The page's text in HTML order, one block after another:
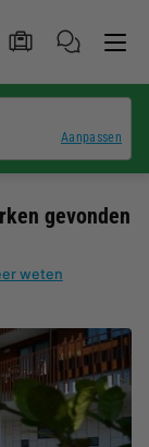
Aanpassen
gevonden
weten